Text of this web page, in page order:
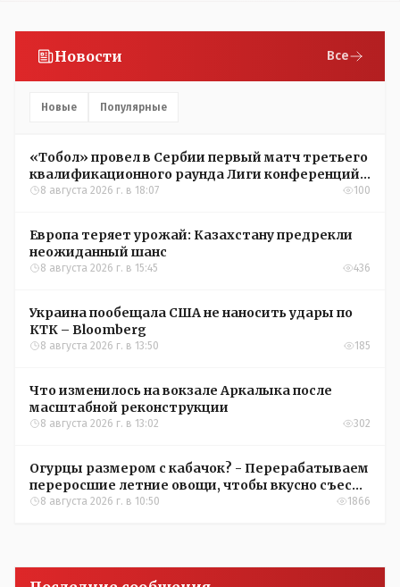
Новости Все
Новые Популярные
«Тобол» провел в Сербии первый матч третьего
квалификационного раунда Лиги конференций
УЕФА
8 августа 2026 г. в 18:07 100
Европа теряет урожай: Казахстану предрекли
неожиданный шанс
8 августа 2026 г. в 15:45 436
Украина пообещала США не наносить удары по
КТК – Bloomberg
8 августа 2026 г. в 13:50 185
Что изменилось на вокзале Аркалыка после
масштабной реконструкции
8 августа 2026 г. в 13:02 302
Огурцы размером с кабачок? - Перерабатываем
переросшие летние овощи, чтобы вкусно съесть
зимой
8 августа 2026 г. в 10:50 1866